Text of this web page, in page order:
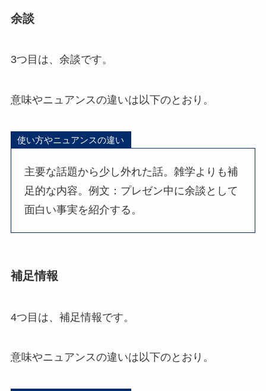
余談
3つ目は、余談です。
意味やニュアンスの違いは以下のとおり。
使い方やニュアンスの違い
主要な話題から少し外れた話。雑学よりも補
足的な内容。例文：プレゼン中に余談として
面白い事実を紹介する。
補足情報
4つ目は、補足情報です。
意味やニュアンスの違いは以下のとおり。